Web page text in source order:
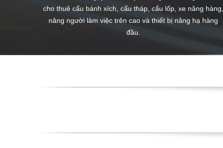
cho thuê cẩu bánh xích, cẩu tháp, cẩu lốp, xe nâng hàng,
nâng người làm việc trên cao và thiết bị nâng hạ hàng
đầu.